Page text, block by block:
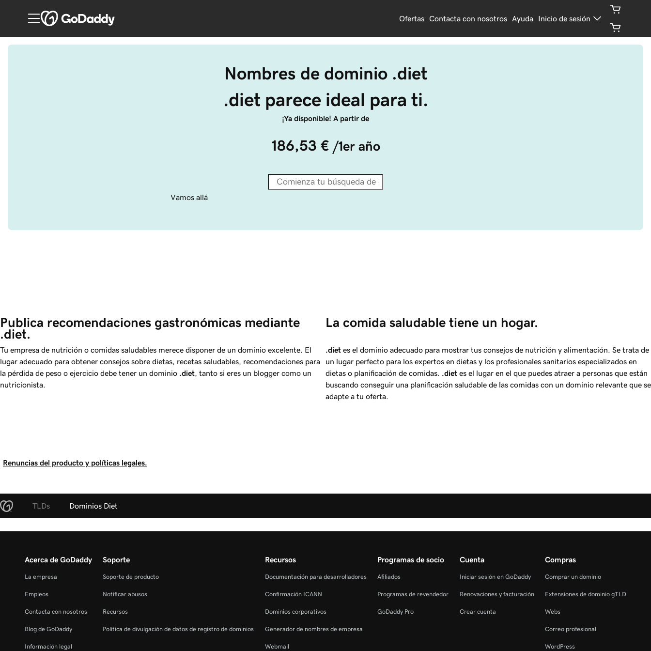
Ofertas Contacta con nosotros Ayuda Inicio de sesión
Nombres de dominio .diet
.diet parece ideal para ti.
¡Ya disponible! A partir de
186,53 € /1er año
Vamos allá
Publica recomendaciones gastronómicas mediante
.diet.
Tu empresa de nutrición o comidas saludables merece disponer de un dominio excelente. El
lugar adecuado para obtener consejos sobre dietas, recetas saludables, recomendaciones para
la pérdida de peso o ejercicio debe tener un dominio .diet , tanto si eres un blogger como un
nutricionista.
La comida saludable tiene un hogar.
.diet es el dominio adecuado para mostrar tus consejos de nutrición y alimentación. Se trata de
un lugar perfecto para los expertos en dietas y los profesionales sanitarios especializados en
dietas o planificación de comidas.
.diet es el lugar en el que puedes atraer a personas que están
buscando conseguir una planificación saludable de las comidas con un dominio relevante que se
adapte a tu oferta.
Renuncias del producto y políticas legales.
TLDs Dominios Diet
Acerca de GoDaddy
La empresa
Empleos
Contacta con nosotros
Blog de GoDaddy
Información legal
Soporte
Soporte de producto
Notificar abusos
Recursos
Política de divulgación de datos de registro de dominios
Recursos
Documentación para desarrolladores
Confirmación ICANN
Dominios corporativos
Generador de nombres de empresa
Webmail
Programas de socio
Afiliados
Programas de revendedor
GoDaddy Pro
Cuenta
Iniciar sesión en GoDaddy
Renovaciones y facturación
Crear cuenta
Compras
Comprar un dominio
Extensiones de dominio gTLD
Webs
Correo profesional
WordPress